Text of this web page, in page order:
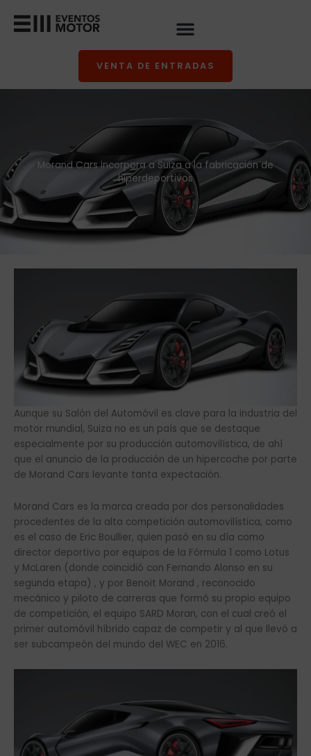
VENTA DE ENTRADAS
Morand Cars incorpora a Suiza a la fabricación de
hiperdeportivos
Aunque su Salón del Automóvil es clave para la industria del
motor mundial, Suiza no es un país que se destaque
especialmente por su producción automovilística, de ahí
que el anuncio de la producción de un hipercoche por parte
de Morand Cars levante tanta expectación.
Morand Cars es la marca creada por dos personalidades
procedentes de la alta competición automovilística, como
es el caso de Eric Boullier, quien pasó en su día como
director deportivo por equipos de la Fórmula 1 como Lotus
y McLaren (donde coincidió con Fernando Alonso en su
segunda etapa) , y por Benoit Morand , reconocido
mecánico y piloto de carreras que formó su propio equipo
de competición, el equipo SARD Moran, con el cual creó el
primer automóvil híbrido capaz de competir y al que llevó a
ser subcampeón del mundo del WEC en 2016.